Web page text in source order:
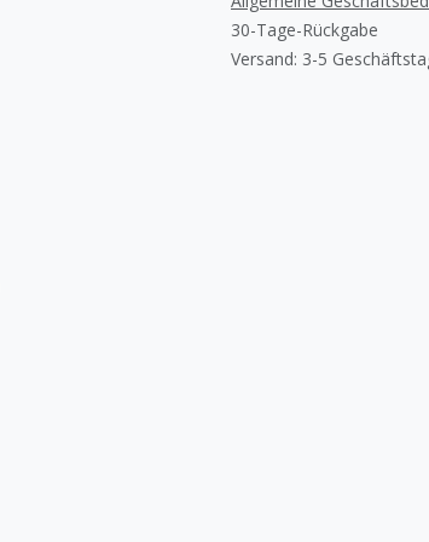
30-Tage-Rückgabe
Versand: 3-5